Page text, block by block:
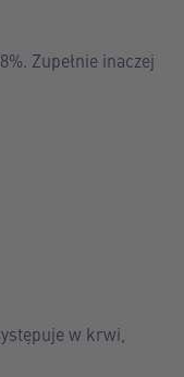
Zupełnie inaczej
w krwi,